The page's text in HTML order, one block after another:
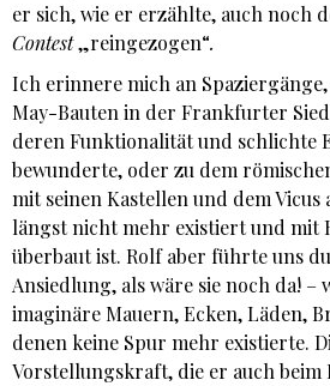
er sich, wie er erzählte, auch noch
Contest„reingezogen“.
Ich erinnere mich an
May-Bauten in der Frankfurter
deren Funktionalität und schlichte
bewunderte, oder zu dem
mit seinen Kastellen und dem Vicus
längst nicht mehr existiert und mit
überbaut ist. Rolf aber führte uns
Ansiedlung, als wäre sie noch da! –
imaginäre Mauern, Ecken, Läden,
denen keine Spur mehr existierte.
Vorstellungskraft, die er auch beim